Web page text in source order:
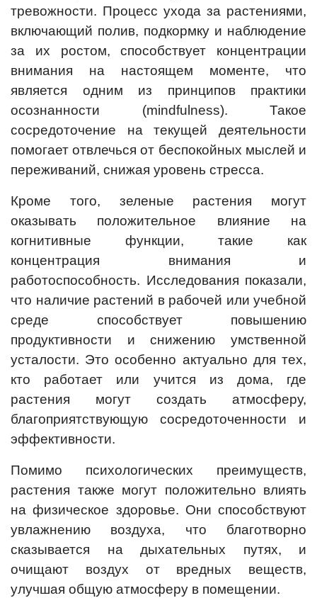
тревожности. Процесс ухода за растениями,
включающий полив, подкормку и наблюдение
за их ростом, способствует концентрации
внимания на настоящем моменте, что
является одним из принципов практики
осознанности (mindfulness). Такое
сосредоточение на текущей деятельности
помогает отвлечься от беспокойных мыслей и
переживаний, снижая уровень стресса.
Кроме того, зеленые растения могут
оказывать положительное влияние на
когнитивные функции, такие как
концентрация внимания и
работоспособность. Исследования показали,
что наличие растений в рабочей или учебной
среде способствует повышению
продуктивности и снижению умственной
усталости. Это особенно актуально для тех,
кто работает или учится из дома, где
растения могут создать атмосферу,
благоприятствующую сосредоточенности и
эффективности.
Помимо психологических преимуществ,
растения также могут положительно влиять
на физическое здоровье. Они способствуют
увлажнению воздуха, что благотворно
сказывается на дыхательных путях, и
очищают воздух от вредных веществ,
улучшая общую атмосферу в помещении.